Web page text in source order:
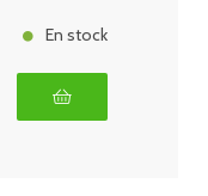
En stock